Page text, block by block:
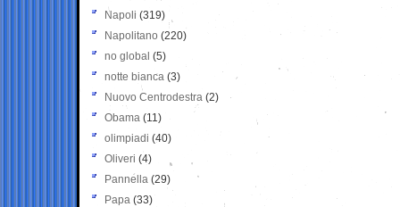
Napoli (319)
Napolitano (220)
no global (5)
notte bianca (3)
Nuovo Centrodestra (2)
Obama (11)
olimpiadi (40)
Oliveri (4)
Pannella (29)
Papa (33)